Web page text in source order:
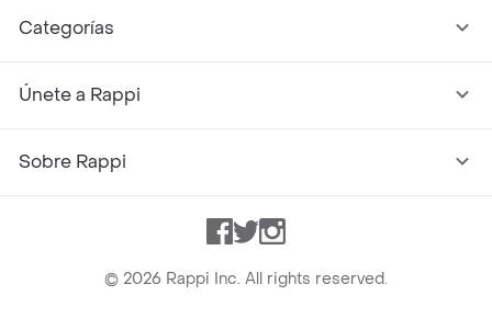
Categorías
Únete a Rappi
Sobre Rappi
Facebook
TwitterInstagram
© 2026 Rappi Inc. All rights reserved.